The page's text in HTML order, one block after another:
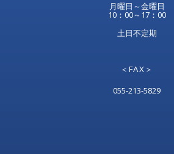
月曜日～金曜日
10：00～17：00
土日不定期
＜FAX＞
055-213-5829